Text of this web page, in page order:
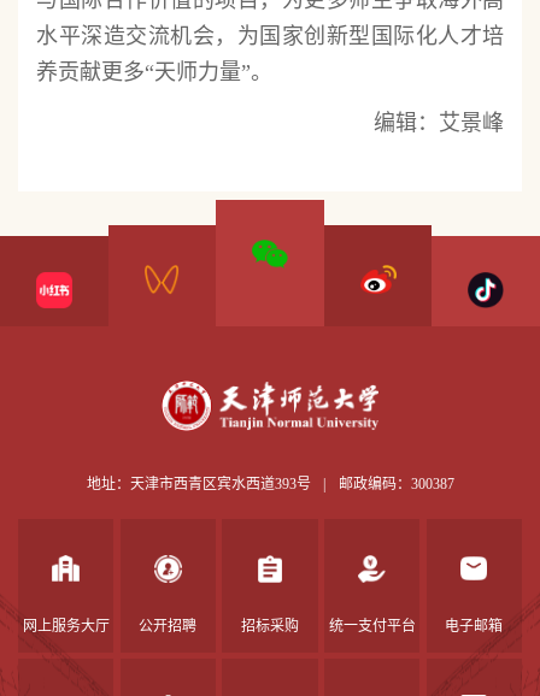
水平深造交流机会，为国家创新型国际化人才培
养贡献更多“天师力量”。
编辑：艾景峰
地址：天津市西青区宾水西道393号 | 邮政编码：300387
网上服务大厅 公开招聘 招标采购 统一支付平台 电子邮箱